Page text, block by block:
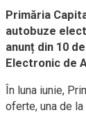
Primăria
autobuze
anunț din 10
Electronic de
În luna iunie,
oferte, una de